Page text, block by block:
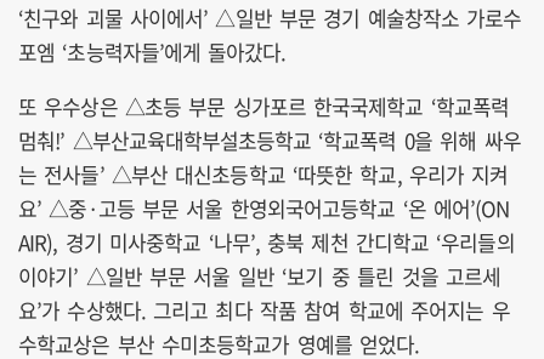
‘친구와 괴물 사이에서’ △일반 부문 경기 예술창작소 가로수
포엠 ‘초능력자들’에게 돌아갔다.
또 우수상은 △초등 부문 싱가포르 한국국제학교 ‘학교폭력
멈춰!’ △부산교육대학부설초등학교 ‘학교폭력 0을 위해 싸우
는 전사들’ △부산 대신초등학교 ‘따뜻한 학교, 우리가 지켜
요’ △중·고등 부문 서울 한영외국어고등학교 ‘온 에어’(ON
AIR), 경기 미사중학교 ‘나무’, 충북 제천 간디학교 ‘우리들의
이야기’ △일반 부문 서울 일반 ‘보기 중 틀린 것을 고르세
요’가 수상했다. 그리고 최다 작품 참여 학교에 주어지는 우
수학교상은 부산 수미초등학교가 영예를 얻었다.